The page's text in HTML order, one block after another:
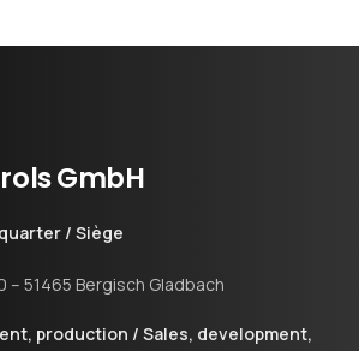
GmbH
/ Siège
– 51465 Bergisch Gladbach
production / Sales, development,